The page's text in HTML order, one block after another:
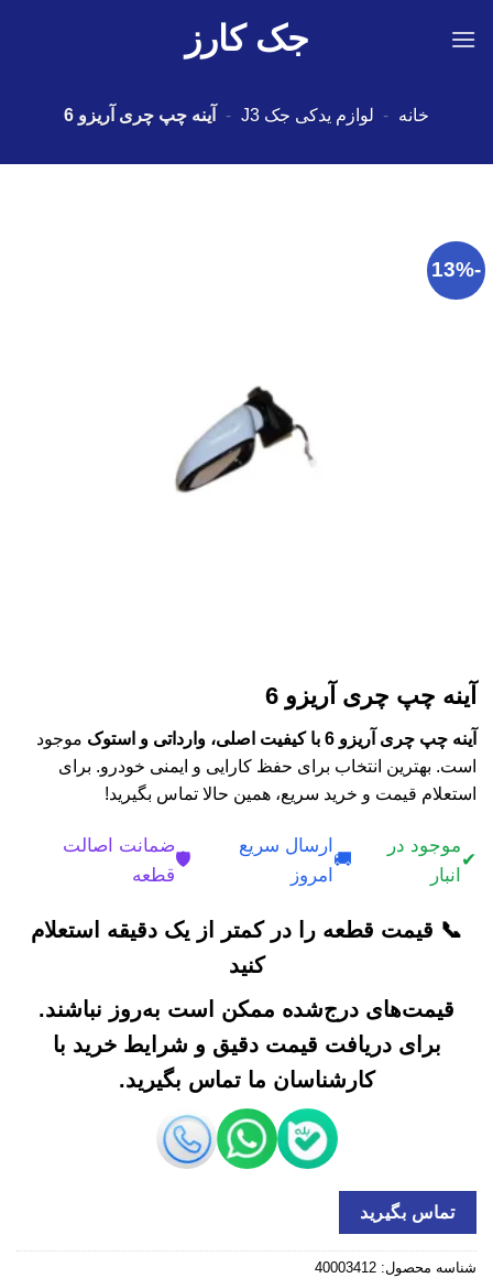
جک کارز
خانه - لوازم یدکی جک J3 - آینه چپ چری آریزو 6
-13%
آینه چپ چری آریزو 6
آینه چپ چری آریزو 6 با کیفیت اصلی، وارداتی و استوک
موجود
است. بهترین انتخاب برای حفظ کارایی و ایمنی خودرو. برای
استعلام قیمت و خرید سریع، همین حالا تماس بگیرید!
✔
موجود در
انبار
🚚
ارسال سریع
امروز
🛡️
ضمانت اصالت
قطعه
📞 قیمت قطعه را در کمتر از یک دقیقه استعلام
کنید
قیمت‌های درج‌شده ممکن است به‌روز نباشند.
برای دریافت قیمت دقیق و شرایط خرید با
کارشناسان ما تماس بگیرید.
تماس بگیرید
شناسه محصول: 40003412